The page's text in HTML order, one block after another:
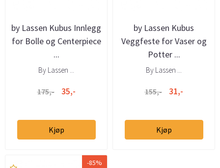
by Lassen Kubus Innlegg
for Bolle og Centerpiece
...
By Lassen ...
175,- 35,-
Kjøp
by Lassen Kubus
Veggfeste for Vaser og
Potter ...
By Lassen ...
155,- 31,-
Kjøp
-85%